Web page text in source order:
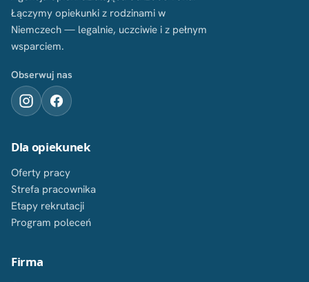
Łączymy opiekunki z rodzinami w
Niemczech — legalnie, uczciwie i z pełnym
wsparciem.
Obserwuj nas
Dla opiekunek
Oferty pracy
Strefa pracownika
Etapy rekrutacji
Program poleceń
Firma